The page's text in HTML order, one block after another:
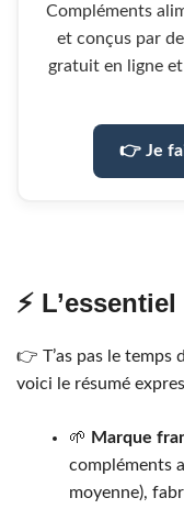
Compléments
et conçus par
gratuit en ligne
👉 Je
⚡
👉 T’as pas le temps
voici le résumé
🌱 Marque
compléments
moyenne),